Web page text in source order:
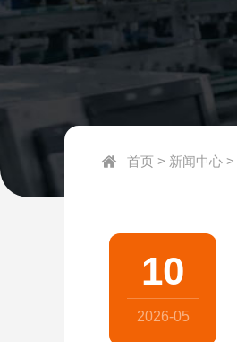
首页 > 新闻中心 >
10
2026-05